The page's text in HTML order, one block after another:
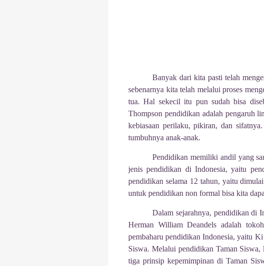
Banyak dari kita pasti telah
sebenarnya kita telah melalui proses
tua. Hal sekecil itu pun sudah bisa
Thompson pendidikan adalah pengaruh
kebiasaan perilaku, pikiran, dan
tumbuhnya anak-anak.
Pendidikan memiliki andil yang
jenis pendidikan di Indonesia, yaitu
pendidikan selama 12 tahun, yaitu
untuk pendidikan non formal bisa kita
Dalam sejarahnya, pendidikan di
Herman William Deandels adalah
pembaharu pendidikan Indonesia, yaitu
Siswa. Melalui pendidikan Taman Siswa,
tiga prinsip kepemimpinan di Taman